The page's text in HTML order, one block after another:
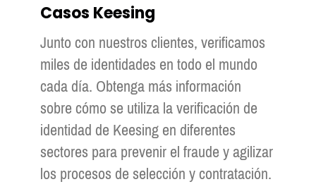
Casos Keesing
Junto con nuestros clientes, verificamos
miles de identidades en todo el mundo
cada día. Obtenga más información
sobre cómo se utiliza la verificación de
identidad de Keesing en diferentes
sectores para prevenir el fraude y agilizar
los procesos de selección y contratación.